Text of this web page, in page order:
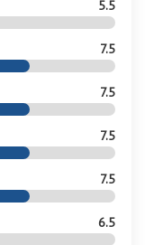
5.5
7.5
7.5
7.5
7.5
6.5